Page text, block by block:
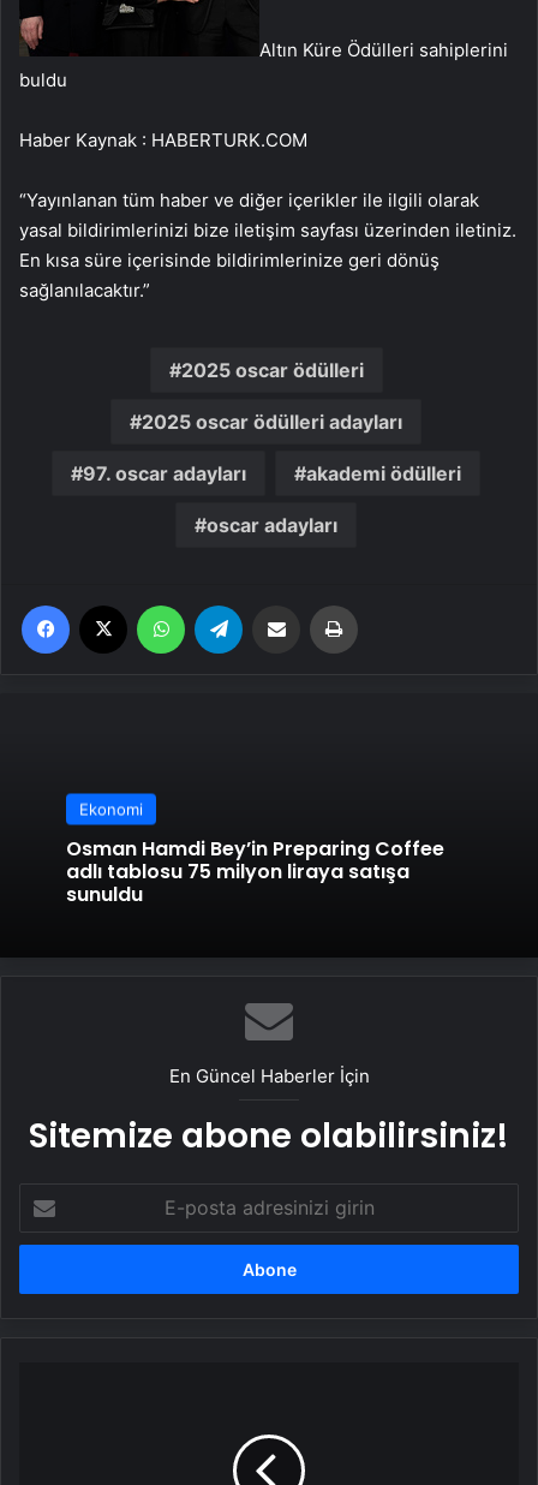
Altın Küre Ödülleri sahiplerini
buldu
Haber Kaynak : HABERTURK.COM
“Yayınlanan tüm haber ve diğer içerikler ile ilgili olarak
yasal bildirimlerinizi bize iletişim sayfası üzerinden iletiniz.
En kısa süre içerisinde bildirimlerinize geri dönüş
sağlanılacaktır.”
2025 oscar ödülleri
2025 oscar ödülleri adayları
97. oscar adayları akademi ödülleri
oscar adayları
Facebook WhatsApp Email'den paylaş
Ekonomi
Osman Hamdi Bey’in Preparing Coffee
adlı tablosu 75 milyon liraya satışa
sunuldu
En Güncel Haberler İçin
Sitemize abone olabilirsiniz!
posta
adresinizi